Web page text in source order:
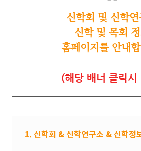
신학회 및 신학
신학 및 목회
홈페이지를 안내
(해당 배너 클릭시
1. 신학회 & 신학연구소 & 신학정